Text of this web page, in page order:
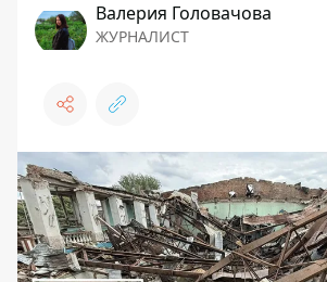
Валерия Головачова
ЖУРНАЛИСТ